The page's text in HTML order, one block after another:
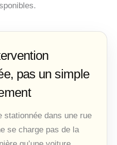
pas un simple
stationnée dans une rue
se charge pas de la